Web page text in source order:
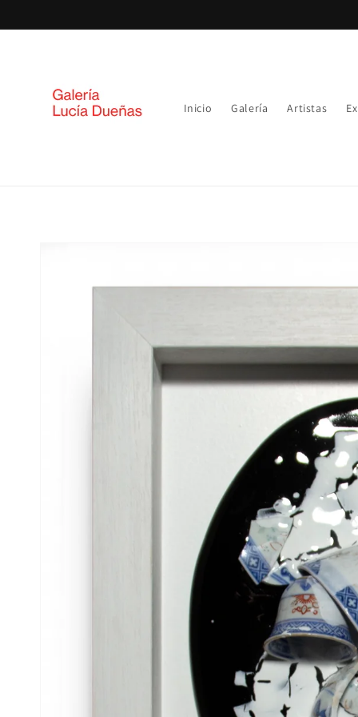
al contenido
Inicio Galería Artistas
del producto